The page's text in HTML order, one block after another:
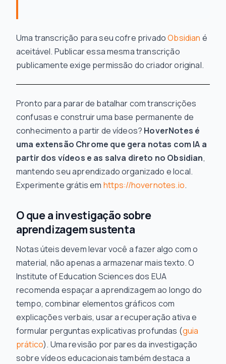
Uma transcrição para seu cofre privadoObsidian é
aceitável. Publicar essa mesma transcrição
publicamente exige permissão do criador original.
Pronto para parar de batalhar com transcrições
confusas e construir uma base permanente de
conhecimento a partir de vídeos? HoverNotes é
uma extensão Chrome que gera notas com IA a
partir dos vídeos e as salva direto no Obsidian,
mantendo seu aprendizado organizado e local.
Experimente grátis em https://hovernotes.io.
O que a investigação sobre
aprendizagem sustenta
Notas úteis devem levar você a fazer algo com o
material, não apenas a armazenar mais texto. O
Institute of Education Sciences dos EUA
recomenda espaçar a aprendizagem ao longo do
tempo, combinar elementos gráficos com
explicações verbais, usar a recuperação ativa e
formular perguntas explicativas profundas (guia
prático). Uma revisão por pares da investigação
sobre vídeos educacionais também destaca a